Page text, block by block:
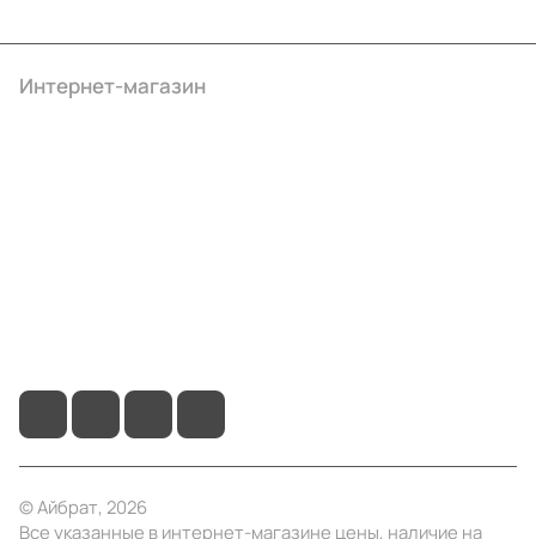
Интернет-магазин
© Айбрат, 2026
Все указанные в интернет-магазине цены, наличие на